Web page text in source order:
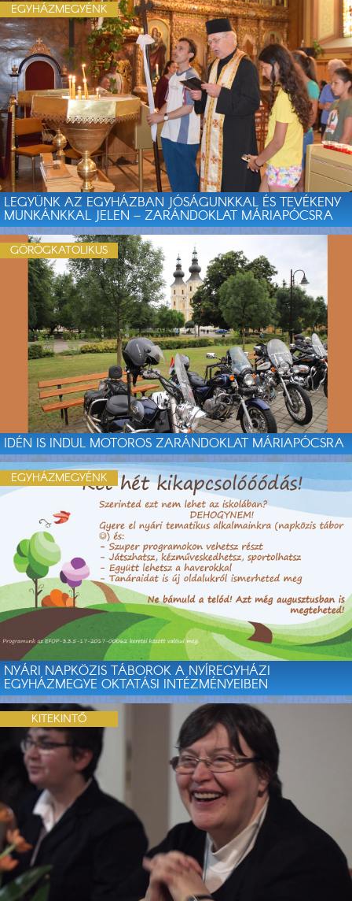
LEGYÜNK AZ EGYHÁZBAN JÓSÁGUNKKAL ÉS TEVÉKENY
MUNKÁNKKAL JELEN – ZARÁNDOKLAT MÁRIAPÓCSRA
EGYHÁZMEGYÉNK
IDÉN IS INDUL MOTOROS ZARÁNDOKLAT MÁRIAPÓCSRA
GÖRÖGKATOLIKUS
NYÁRI NAPKÖZIS TÁBOROK A NYÍREGYHÁZI
EGYHÁZMEGYE OKTATÁSI INTÉZMÉNYEIBEN
EGYHÁZMEGYÉNK
KITEKINTŐ